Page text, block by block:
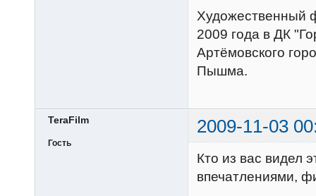
Художественный
2009 года в ДК
Артёмовского
Пышма.
TeraFilm 2009-11-03
Гость
Кто из вас видел
впечатлениями,